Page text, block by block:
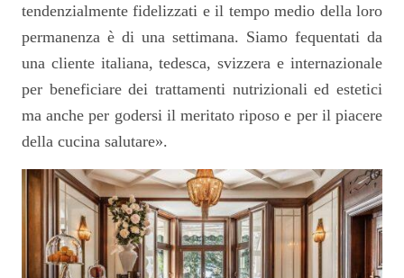
tendenzialmentefidelizzati e il tempo medio della loro
permanenza è di una settimana. Siamo fequentati da
una cliente italiana, tedesca, svizzerae internazionale
per beneficiare dei trattamenti nutrizionali ed estetici
ma anche per godersi il meritato riposo e per il piacere
della cucina salutare».